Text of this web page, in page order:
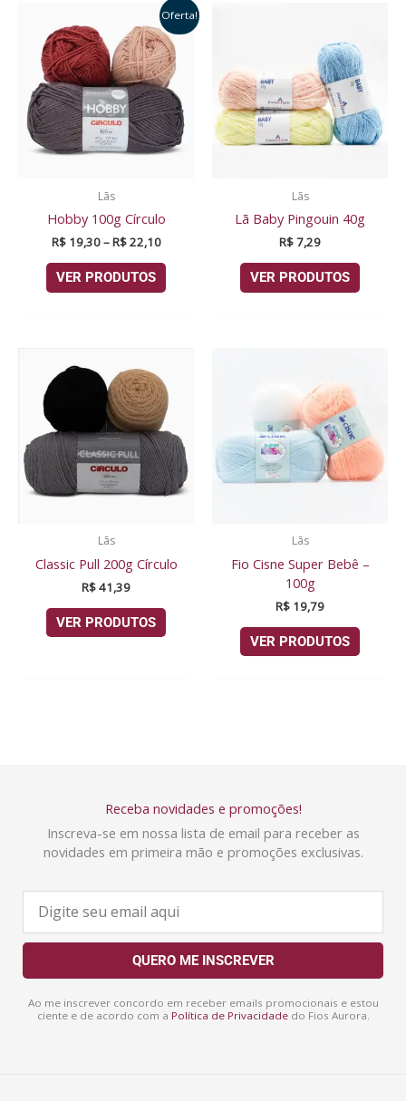
Oferta!
Lãs
Hobby 100g Círculo
R$19,30–R$22,10
Faixa
de
preço:
R$ 19,30
através
R$ 22,10
VER PRODUTOS
Lãs
Lã Baby Pingouin 40g
R$7,29
VER PRODUTOS
Lãs
Classic Pull 200g Círculo
R$41,39
VER PRODUTOS
Lãs
Fio Cisne Super Bebê –
100g
R$ 19,79
VER PRODUTOS
Receba novidades e promoções!
Inscreva-se em nossa lista de email para receber as
novidades em primeira mão e promoções exclusivas.
m
i
QUERO ME INSCREVER
Ao me inscrever concordo em receber emails promocionais e estou
ciente e de acordo com a Política de Privacidadedo Fios Aurora.